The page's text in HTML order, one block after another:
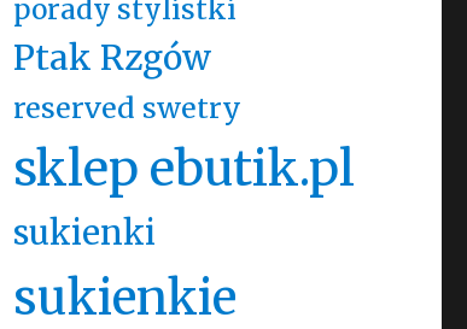
porady stylistki
Ptak Rzgów
reserved swetry
sklep ebutik.pl
sukienki
sukienkie